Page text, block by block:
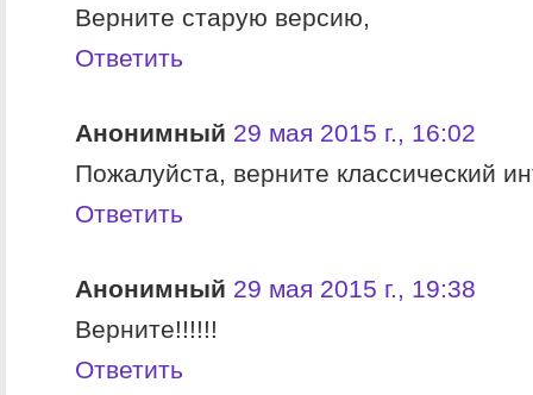
Верните старую версию,
Ответить
Анонимный 29 мая 2015 г., 16:02
Пожалуйста, верните классический
Ответить
Анонимный 29 мая 2015 г., 19:38
Верните!!!!!!
Ответить